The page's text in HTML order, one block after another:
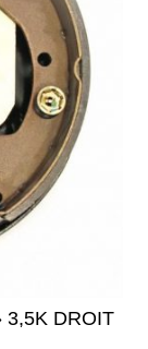
3,5K DROIT